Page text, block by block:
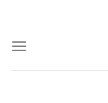
contenido